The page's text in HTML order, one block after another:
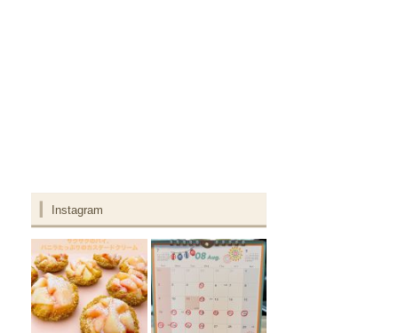
Instagram